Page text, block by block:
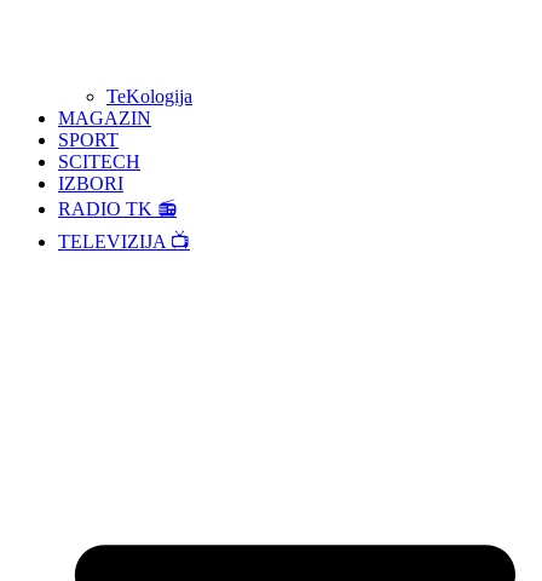
TeKologija
MAGAZIN
SPORT
SCITECH
IZBORI
RADIO TK 📻
TELEVIZIJA 📺